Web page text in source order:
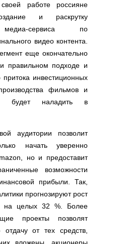
работе россияне
и раскрутку
медиа-сервиса по
видео контента.
еще окончательно
правильном подходе и
притока инвестиционных
фильмов и
будет наладить в
аудитории позволит
начать уверенно
но и предоставит
возможности
прибыли. Так,
прогнозируют рост
на целых 32 %. Более
проекты позволят
от тех средств,